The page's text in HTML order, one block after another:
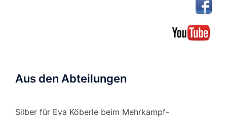
Aus den Abteilungen
Silber für Eva Köberle beim Mehrkampf-